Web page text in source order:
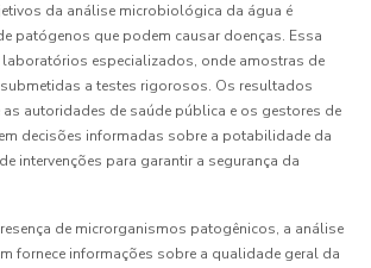
da análise microbiológica da água é
patógenos que podem causar doenças. Essa
laboratórios especializados, onde amostras de
a testes rigorosos. Os resultados
autoridades de saúde pública e os gestores de
decisões informadas sobre a potabilidade da
intervenções para garantir a segurança da
de microrganismos patogênicos, a análise
fornece informações sobre a qualidade geral da